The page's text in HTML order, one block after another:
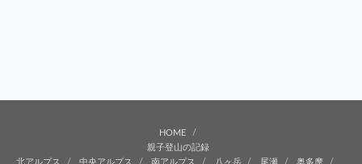
HOME
親子登山の記録
北アルプス
中央アルプス 南アルプス 八ヶ岳 尾瀬 奥多摩